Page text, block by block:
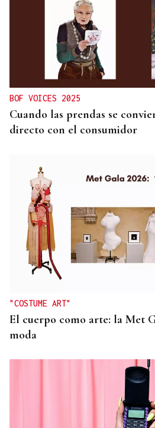
BOF VOICES 2025
Cuando las prendas se
directo con el consumidor
"COSTUME ART"
El cuerpo como arte: la Met
moda